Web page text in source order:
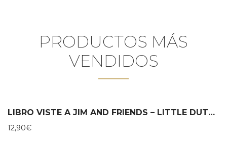
PRODUCTOS MÁS
VENDIDOS
LIBRO VISTE A JIM AND FRIENDS – LITTLE DUTCH
12,90€